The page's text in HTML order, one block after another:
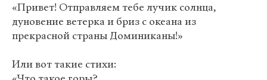
«Привет! Отправляем тебе лучик солнца,
дуновение ветерка и бриз с океана из
прекрасной страны Доминиканы!»
Или вот такие стихи: